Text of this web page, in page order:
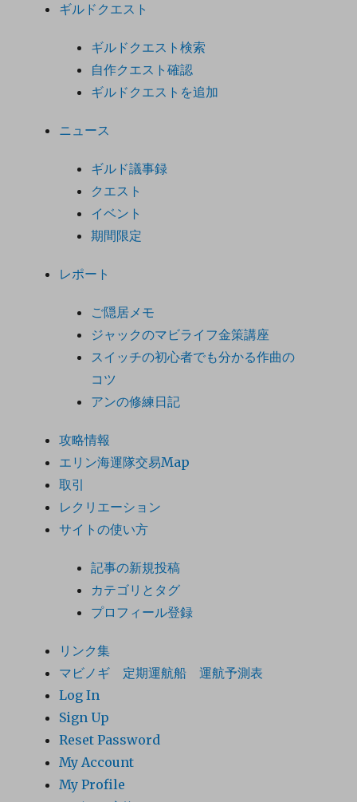
ギルドクエスト
ギルドクエスト検索
自作クエスト確認
ギルドクエストを追加
ニュース
ギルド議事録
クエスト
イベント
期間限定
レポート
ご隠居メモ
ジャックのマビライフ金策講座
スイッチの初心者でも分かる作曲の
コツ
アンの修練日記
攻略情報
エリン海運隊交易Map
取引
レクリエーション
サイトの使い方
記事の新規投稿
カテゴリとタグ
プロフィール登録
リンク集
マビノギ 定期運航船 運航予測表
Log In
Sign Up
Reset Password
My Account
My Profile